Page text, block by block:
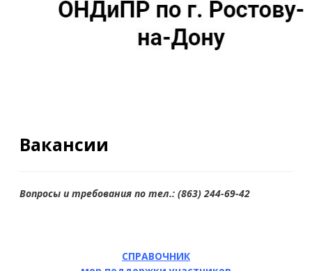
Вакансии
Вопросы и требования по тел.: (863) 244-69-42
СПРАВОЧНИК